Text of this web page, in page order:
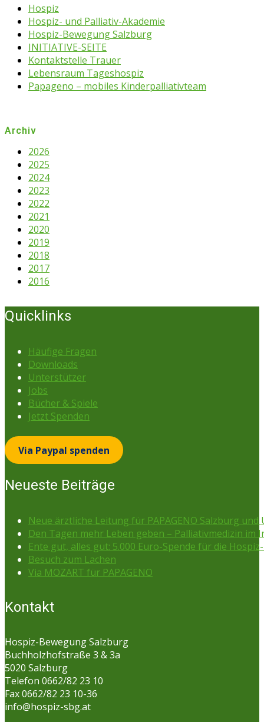
Hospiz
Hospiz- und Palliativ-Akademie
Hospiz-Bewegung Salzburg
INITIATIVE-SEITE
Kontaktstelle Trauer
Lebensraum Tageshospiz
Papageno – mobiles Kinderpalliativteam
Archiv
2026
2025
2024
2023
2022
2021
2020
2019
2018
2017
2016
Quicklinks
Häufige Fragen
Downloads
Unterstützer
Jobs
Bücher & Spiele
Jetzt Spenden
Via Paypal spenden
Neueste Beiträge
Neue ärztliche Leitung für PAPAGENO Salzburg und
Den Tagen mehr Leben geben – Palliativmedizin im
Ente gut, alles gut: 5.000 Euro-Spende für die
Besuch zum Lachen
Via MOZART für PAPAGENO
Kontakt
Hospiz-Bewegung Salzburg
Buchholzhofstraße 3 & 3a
5020 Salzburg
Telefon 0662/82 23 10
Fax 0662/82 23 10-36
info@hospiz-sbg.at